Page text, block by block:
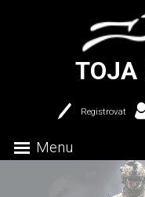
TOJA
Registrovat
Menu